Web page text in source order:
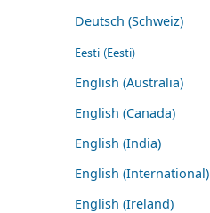
Deutsch (Schweiz)
Eesti (Eesti)
English (Australia)
English (Canada)
English (India)
English (International)
English (Ireland)